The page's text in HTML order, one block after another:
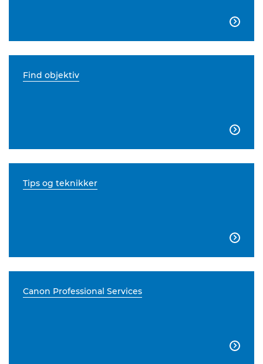

Find objektiv

Tips og teknikker

Canon Professional Services
